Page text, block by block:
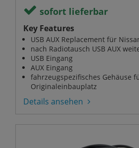
sofort lieferbar
Key Features
USB AUX Replacement für
nach Radiotausch USB AUX
USB Eingang
AUX Eingang
fahrzeugspezifisches Gehäuse
Originaleinbauplatz
Details ansehen